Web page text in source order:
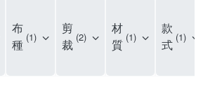
布
種 1
剪
裁 2
材
質 1
款
式 1